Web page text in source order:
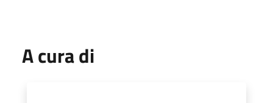
A cura di